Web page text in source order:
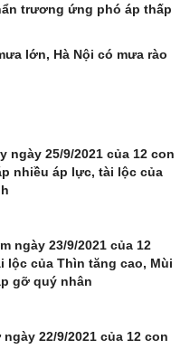
trương ứng phó áp thấp
lớn, Hà Nội có mưa rào
ngày 25/9/2021 của 12 con
nhiều áp lực, tài lộc của
ngày 23/9/2021 của 12
lộc của Thìn tăng cao, Mùi
gỡ quý nhân
22/9/2021 của 12 con